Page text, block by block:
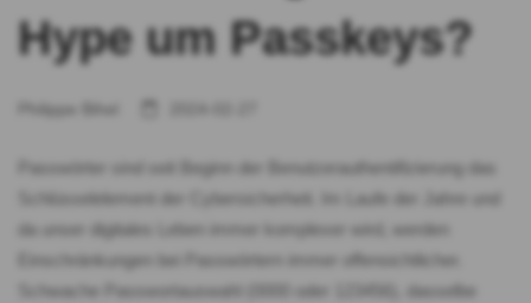
Hype um Passkeys?
Passwörter sind seit Beginn der Benutzerauthentifizierung das
Schlüsselelement der Cybersicherheit. Im Laufe der Jahre und
da unser digitales Leben immer komplexer wird, werden
Einschränkungen bei Passwörtern immer offensichtlicher.
Schwache Passwortauswahl (0000 oder 123456), dasselbe